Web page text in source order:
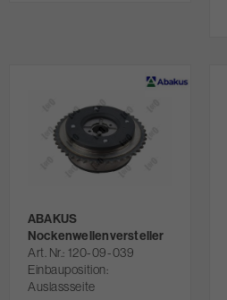
ABAKUS
Nockenwellenversteller
Art. Nr. 120-09-039
Einbauposition:
Auslassseite